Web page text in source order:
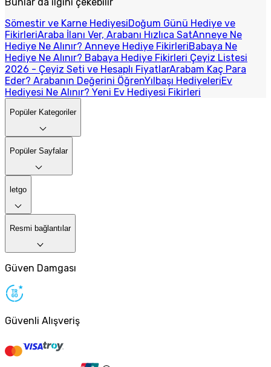
Sömestir ve Karne HediyesiDoğum Günü Hediye ve
FikirleriAraba İlanı Ver, Arabanı Hızlıca SatAnneye Ne
Hediye Ne Alınır? Anneye Hediye FikirleriBabaya Ne
Hediye Ne Alınır? Babaya Hediye Fikirleri Çeyiz Listesi
2026 - Çeyiz Seti ve Hesaplı FiyatlarArabam Kaç Para
Eder? Arabanın Değerini ÖğrenYılbaşı HediyeleriEv
Hediyesi Ne Alınır? Yeni Ev Hediyesi Fikirleri
Popüler Kategoriler
Popüler Sayfalar
letgo
Resmi bağlantılar
Güven Damgası
Güvenli Alışveriş